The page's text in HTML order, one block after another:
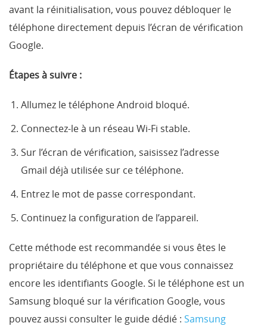
avant la réinitialisation, vous pouvez débloquer le
téléphone directement depuis l’écran de vérification
Google.
Étapes à suivre :
Allumez le téléphone Android bloqué.
Connectez-le à un réseau Wi-Fi stable.
Sur l’écran de vérification, saisissez l’adresse
Gmail déjà utilisée sur ce téléphone.
Entrez le mot de passe correspondant.
Continuez la configuration de l’appareil.
Cette méthode est recommandée si vous êtes le
propriétaire du téléphone et que vous connaissez
encore les identifiants Google. Si le téléphone est un
Samsung bloqué sur la vérification Google, vous
pouvez aussi consulter le guide dédié : Samsung